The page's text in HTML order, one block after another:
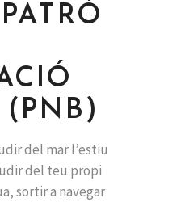
(PNB)
del mar l’estiu
del teu propi
sortir a navegar